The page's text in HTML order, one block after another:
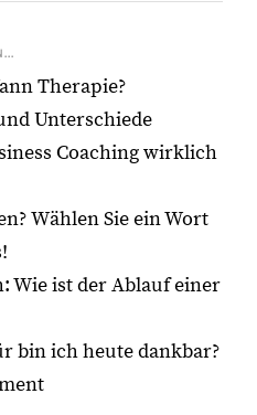
Therapie?
Unterschiede
Coaching wirklich
Wählen Sie ein Wort
Wie ist der Ablauf einer
bin ich heute dankbar?